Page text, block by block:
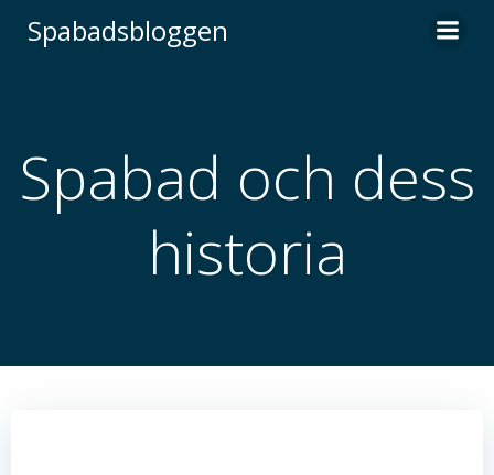
Spabadsbloggen
Spabad och dess
historia